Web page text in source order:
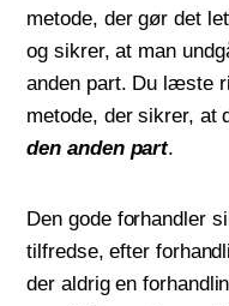
metode, der gør det
og sikrer, at man
anden part. Du læste
metode, der sikrer, at
den anden part.
Den gode forhandler
tilfredse, efter
der aldrig en